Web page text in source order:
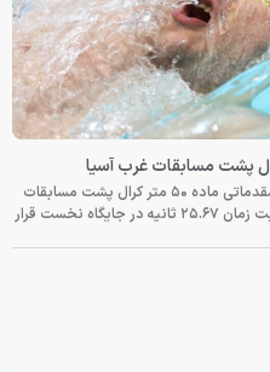
هومر عباسی، شناگر تیم ملی ایران، در دور مقدماتی ماده ۵۰ متر کرال پشت مسابقات